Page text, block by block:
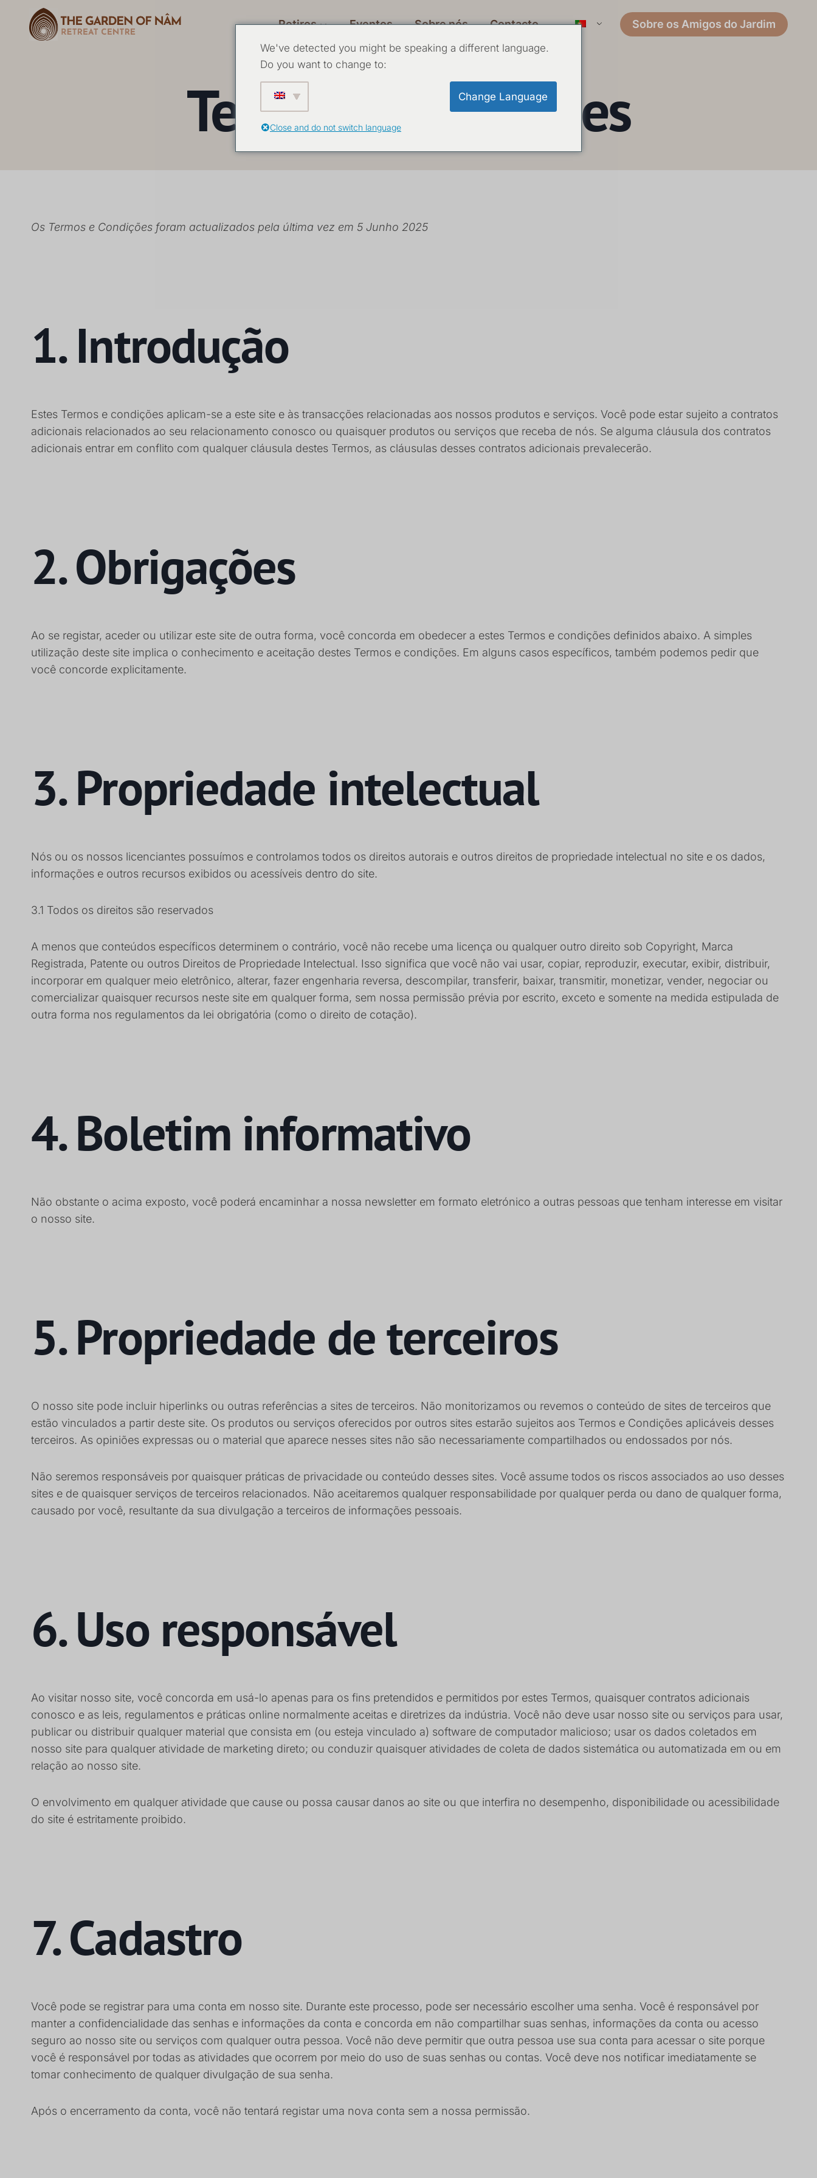
Retiros Eventos Sobre nós Contacto Sobre os Amigos do Jardim
Termos e condições
Os Termos e Condições foram actualizados pela última vez em 5 Junho 2025
1. Introdução
Estes Termos e condições aplicam-se a este site e às transacções relacionadas aos nossos produtos e serviços. Você pode estar sujeito a contratos
adicionais relacionados ao seu relacionamento conosco ou quaisquer produtos ou serviços que receba de nós. Se alguma cláusula dos contratos
adicionais entrar em conflito com qualquer cláusula destes Termos, as cláusulas desses contratos adicionais prevalecerão.
2. Obrigações
Ao se registar, aceder ou utilizar este site de outra forma, você concorda em obedecer a estes Termos e condições definidos abaixo. A simples
utilização deste site implica o conhecimento e aceitação destes Termos e condições. Em alguns casos específicos, também podemos pedir que
você concorde explicitamente.
3. Propriedade intelectual
Nós ou os nossos licenciantes possuímos e controlamos todos os direitos autorais e outros direitos de propriedade intelectual no site e os dados,
informações e outros recursos exibidos ou acessíveis dentro do site.
3.1 Todos os direitos são reservados
A menos que conteúdos específicos determinem o contrário, você não recebe uma licença ou qualquer outro direito sob Copyright, Marca
Registrada, Patente ou outros Direitos de Propriedade Intelectual. Isso significa que você não vai usar, copiar, reproduzir, executar, exibir, distribuir,
incorporar em qualquer meio eletrônico, alterar, fazer engenharia reversa, descompilar, transferir, baixar, transmitir, monetizar, vender, negociar ou
comercializar quaisquer recursos neste site em qualquer forma, sem nossa permissão prévia por escrito, exceto e somente na medida estipulada de
outra forma nos regulamentos da lei obrigatória (como o direito de cotação).
4. Boletim informativo
Não obstante o acima exposto, você poderá encaminhar a nossa newsletter em formato eletrónico a outras pessoas que tenham interesse em visitar
o nosso site.
5. Propriedade de terceiros
O nosso site pode incluir hiperlinks ou outras referências a sites de terceiros. Não monitorizamos ou revemos o conteúdo de sites de terceiros que
estão vinculados a partir deste site. Os produtos ou serviços oferecidos por outros sites estarão sujeitos aos Termos e Condições aplicáveis desses
terceiros. As opiniões expressas ou o material que aparece nesses sites não são necessariamente compartilhados ou endossados por nós.
Não seremos responsáveis por quaisquer práticas de privacidade ou conteúdo desses sites. Você assume todos os riscos associados ao uso desses
sites e de quaisquer serviços de terceiros relacionados. Não aceitaremos qualquer responsabilidade por qualquer perda ou dano de qualquer forma,
causado por você, resultante da sua divulgação a terceiros de informações pessoais.
6. Uso responsável
Ao visitar nosso site, você concorda em usá-lo apenas para os fins pretendidos e permitidos por estes Termos, quaisquer contratos adicionais
conosco e as leis, regulamentos e práticas online normalmente aceitas e diretrizes da indústria. Você não deve usar nosso site ou serviços para usar,
publicar ou distribuir qualquer material que consista em (ou esteja vinculado a) software de computador malicioso; usar os dados coletados em
nosso site para qualquer atividade de marketing direto; ou conduzir quaisquer atividades de coleta de dados sistemática ou automatizada em ou em
relação ao nosso site.
O envolvimento em qualquer atividade que cause ou possa causar danos ao site ou que interfira no desempenho, disponibilidade ou acessibilidade
do site é estritamente proibido.
7. Cadastro
Você pode se registrar para uma conta em nosso site. Durante este processo, pode ser necessário escolher uma senha. Você é responsável por
manter a confidencialidade das senhas e informações da conta e concorda em não compartilhar suas senhas, informações da conta ou acesso
seguro ao nosso site ou serviços com qualquer outra pessoa. Você não deve permitir que outra pessoa use sua conta para acessar o site porque
você é responsável por todas as atividades que ocorrem por meio do uso de suas senhas ou contas. Você deve nos notificar imediatamente se
tomar conhecimento de qualquer divulgação de sua senha.
Após o encerramento da conta, você não tentará registar uma nova conta sem a nossa permissão.
We've detected you might be speaking a different language.
Do you want to change to:
Change Language
Close and do not switch language